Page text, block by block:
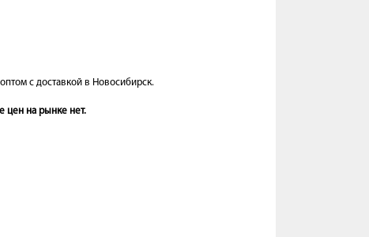
с доставкой в Новосибирск.
цен на рынке нет.